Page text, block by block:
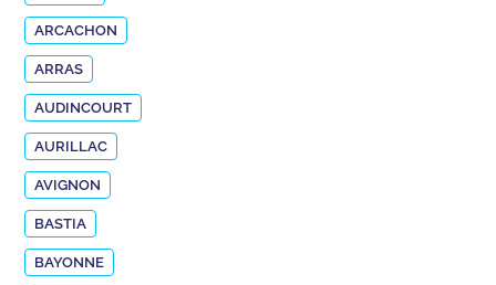
ARCACHON
ARRAS
AUDINCOURT
AURILLAC
AVIGNON
BASTIA
BAYONNE